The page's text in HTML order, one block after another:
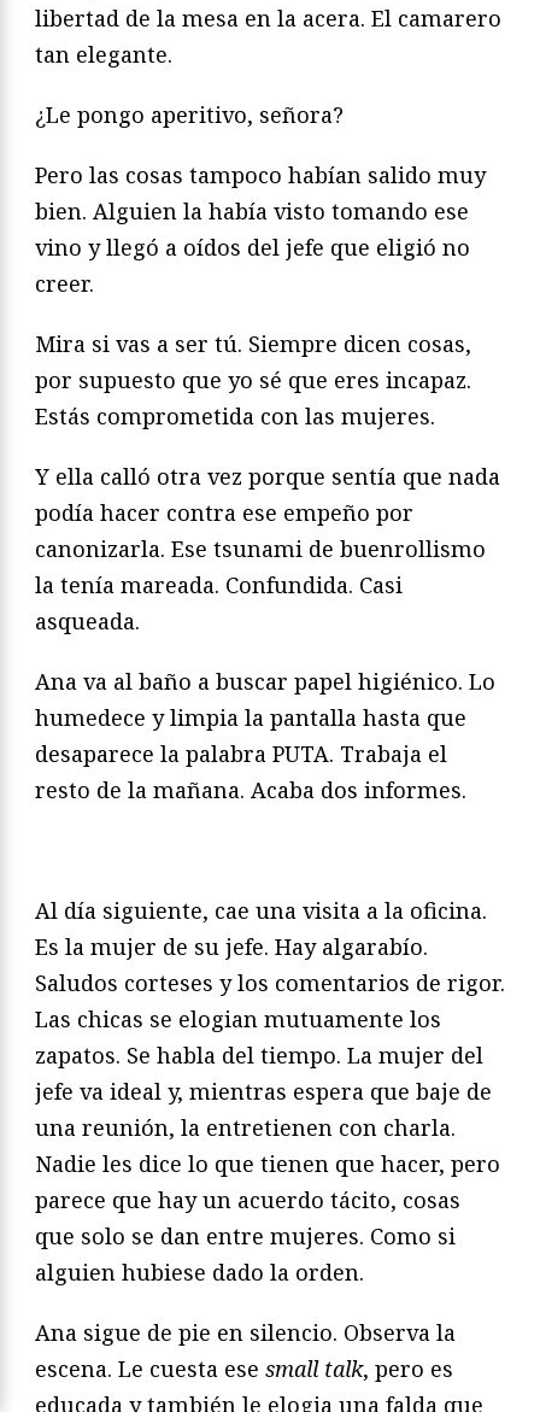
libertad de la mesa en la acera. El camarero
tan elegante.
¿Le pongo aperitivo, señora?
Pero las cosas tampoco habían salido muy
bien. Alguien la había visto tomando ese
vino y llegó a oídos del jefe que eligió no
creer.
Mira si vas a ser tú. Siempre dicen cosas,
por supuesto que yo sé que eres incapaz.
Estás comprometida con las mujeres.
Y ella calló otra vez porque sentía que nada
podía hacer contra ese empeño por
canonizarla. Ese tsunami de buenrollismo
la tenía mareada. Confundida. Casi
asqueada.
Ana va al baño a buscar papel higiénico. Lo
humedece y limpia la pantalla hasta que
desaparece la palabra PUTA. Trabaja el
resto de la mañana. Acaba dos informes.
Al día siguiente, cae una visita a la oficina.
Es la mujer de su jefe. Hay algarabío.
Saludos corteses y los comentarios de rigor.
Las chicas se elogian mutuamente los
zapatos. Se habla del tiempo. La mujer del
jefe va ideal y, mientras espera que baje de
una reunión, la entretienen con charla.
Nadie les dice lo que tienen que hacer, pero
parece que hay un acuerdo tácito, cosas
que solo se dan entre mujeres. Como si
alguien hubiese dado la orden.
Ana sigue de pie en silencio. Observa la
escena. Le cuesta ese small talk, pero es
educada y también le elogia una falda que